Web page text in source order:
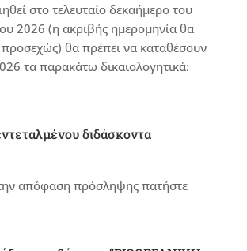
στο τελευταίο δεκαήμερο του
2026 (η ακριβής ημερομηνία θα
προσεχώς) θα πρέπει να καταθέσουν
τα παρακάτω δικαιολογητικά:
διδάσκοντα
την απόφαση πρόσληψης πατήστε